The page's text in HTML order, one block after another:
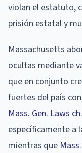
violan el estatuto,
prisión estatal y
Massachusetts
ocultas mediante
que en conjunto
fuertes del país
Mass. Gen. Laws
específicamente a
mientras que